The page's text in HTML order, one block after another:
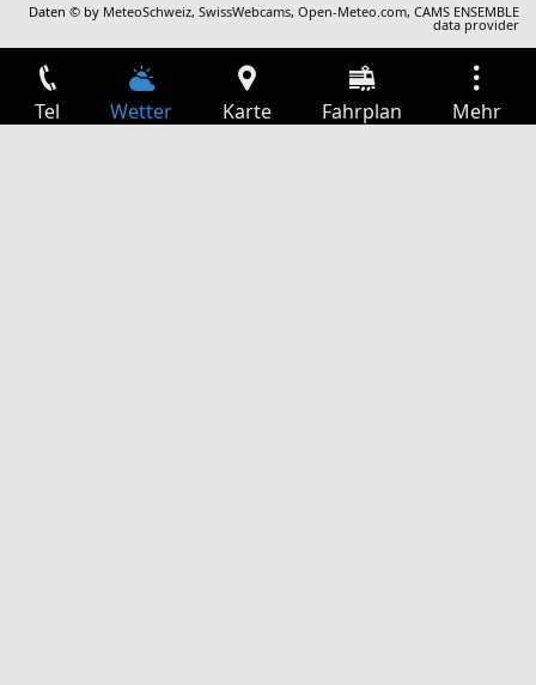
Daten © by MeteoSchweiz,SwissWebcams,Open-Meteo.com,CAMS ENSEMBLE
data provider
Tel Wetter Karte Fahrplan Mehr